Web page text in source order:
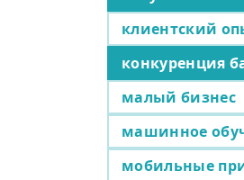
клиентский
конкуренция
малый бизнес
машинное
мобильные